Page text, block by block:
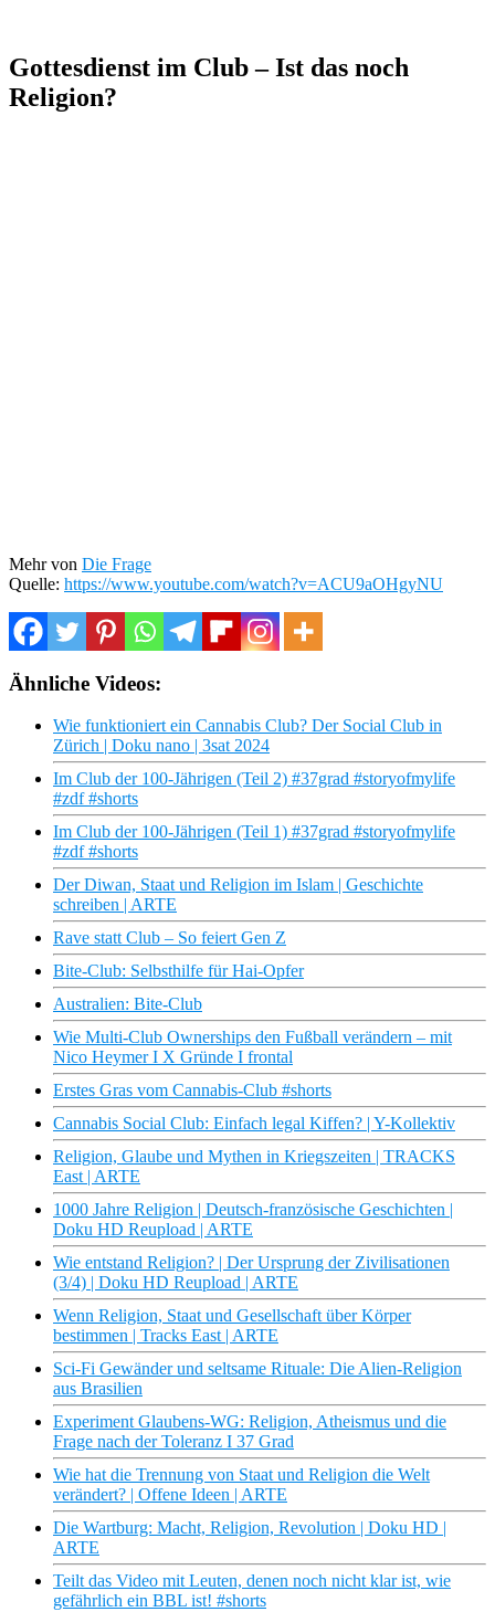
Gottesdienst im Club – Ist das noch
Religion?
Mehr von Die Frage
Quelle: https://www.youtube.com/watch?v=ACU9aOHgyNU
Ähnliche Videos:
Wie funktioniert ein Cannabis Club? Der Social Club in
Zürich | Doku nano | 3sat 2024
Im Club der 100-Jährigen (Teil 2) #37grad #storyofmylife
#zdf #shorts
Im Club der 100-Jährigen (Teil 1) #37grad #storyofmylife
#zdf #shorts
Der Diwan, Staat und Religion im Islam | Geschichte
schreiben | ARTE
Rave statt Club – So feiert Gen Z
Bite-Club: Selbsthilfe für Hai-Opfer
Australien: Bite-Club
Wie Multi-Club Ownerships den Fußball verändern – mit
Nico Heymer I X Gründe I frontal
Erstes Gras vom Cannabis-Club #shorts
Cannabis Social Club: Einfach legal Kiffen? | Y-Kollektiv
Religion, Glaube und Mythen in Kriegszeiten | TRACKS
East | ARTE
1000 Jahre Religion | Deutsch-französische Geschichten |
Doku HD Reupload | ARTE
Wie entstand Religion? | Der Ursprung der Zivilisationen
(3/4) | Doku HD Reupload | ARTE
Wenn Religion, Staat und Gesellschaft über Körper
bestimmen | Tracks East | ARTE
Sci-Fi Gewänder und seltsame Rituale: Die Alien-Religion
aus Brasilien
Experiment Glaubens-WG: Religion, Atheismus und die
Frage nach der Toleranz I 37 Grad
Wie hat die Trennung von Staat und Religion die Welt
verändert? | Offene Ideen | ARTE
Die Wartburg: Macht, Religion, Revolution | Doku HD |
ARTE
Teilt das Video mit Leuten, denen noch nicht klar ist, wie
gefährlich ein BBL ist! #shorts